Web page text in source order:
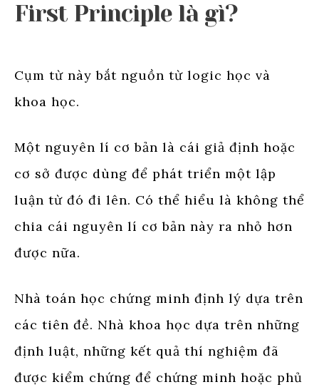
First Principle là gì?
Cụm từ này bắt nguồn từ logic học và
khoa học.
Một nguyên lí cơ bản là cái giả định hoặc
cơ sở được dùng để phát triển một lập
luận từ đó đi lên. Có thể hiểu là không thể
chia cái nguyên lí cơ bản này ra nhỏ hơn
được nữa.
Nhà toán học chứng minh định lý dựa trên
các tiên đề. Nhà khoa học dựa trên những
định luật, những kết quả thí nghiệm đã
được kiểm chứng để chứng minh hoặc phủ